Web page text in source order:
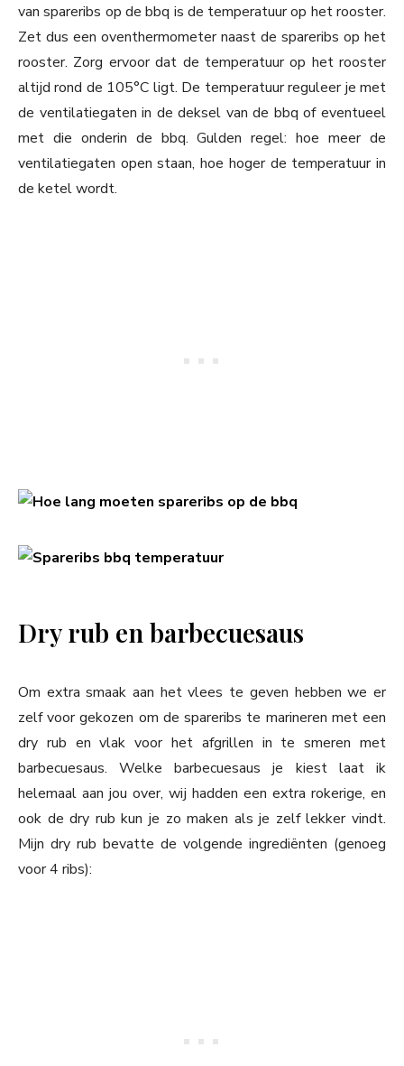
van spareribs op de bbq is de temperatuur op het rooster.
Zet dus een oventhermometer naast de spareribs op het
rooster. Zorg ervoor dat de temperatuur op het rooster
altijd rond de 105°C ligt. De temperatuur reguleer je met
de ventilatiegaten in de deksel van de bbq of eventueel
met die onderin de bbq. Gulden regel: hoe meer de
ventilatiegaten open staan, hoe hoger de temperatuur in
de ketel wordt.
Dry rub en barbecuesaus
Om extra smaak aan het vlees te geven hebben we er
zelf voor gekozen om de spareribs te marineren met een
dry rub en vlak voor het afgrillen in te smeren met
barbecuesaus. Welke barbecuesaus je kiest laat ik
helemaal aan jou over, wij hadden een extra rokerige, en
ook de dry rub kun je zo maken als je zelf lekker vindt.
Mijn dry rub bevatte de volgende ingrediënten (genoeg
voor 4 ribs):